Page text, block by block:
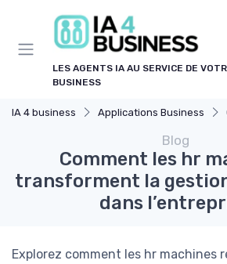
LES AGENTS IA AU SERVICE DE
BUSINESS
IA 4 business Applications Business
Blog
Comment les hr
transforment la
dans
Explorez comment les hr machines